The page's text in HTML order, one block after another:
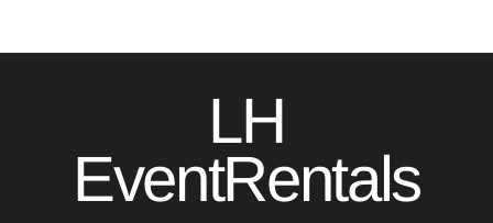
LH
EventRentals